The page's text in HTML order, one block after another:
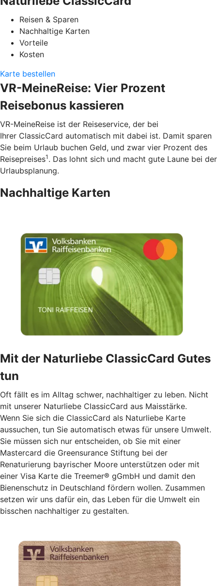
Reisen & Sparen
Nachhaltige Karten
Vorteile
Kosten
Karte bestellen
VR-MeineReise: Vier Prozent
Reisebonus kassieren
VR-MeineReise ist der Reiseservice, der bei
Ihrer ClassicCard automatisch mit dabei ist. Damit sparen
Sie beim Urlaub buchen Geld, und zwar vier Prozent des
Reisepreises1 . Das lohnt sich und macht gute Laune bei der
Urlaubsplanung.
Nachhaltige Karten
Mit der Naturliebe ClassicCard Gutes
tun
Oft fällt es im Alltag schwer, nachhaltiger zu leben. Nicht
mit unserer Naturliebe ClassicCard aus Maisstärke.
Wenn Sie sich die ClassicCard als Naturliebe Karte
aussuchen, tun Sie automatisch etwas für unsere Umwelt.
Sie müssen sich nur entscheiden, ob Sie mit einer
Mastercard die Greensurance Stiftung bei der
Renaturierung bayrischer Moore unterstützen oder mit
einer Visa Karte die Treemer® gGmbH und damit den
Bienenschutz in Deutschland fördern wollen. Zusammen
setzen wir uns dafür ein, das Leben für die Umwelt ein
bisschen nachhaltiger zu gestalten.